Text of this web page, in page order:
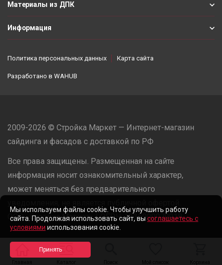
Главная Каталог Поиск Мой список Корзина
Материалы из ДПК
Информация
Политика персональных данных Карта сайта
Разработано в WAHUB
2009-2026 © Стройка Маркет — Интернет-магазин
сайдинга и фасадов с доставкой по РФ
Все права защищены. Размещенная на сайте
информация носит ознакомительный характер,
может меняться без предварительного
ООО «Стройка Маркет» | ОГРН: 1235000079918
Разработано в
Мы используем файлы cookie. Чтобы улучшить работу
сайта. Продолжая использовать сайт, вы соглашаетесь с
условиями использования cookie.